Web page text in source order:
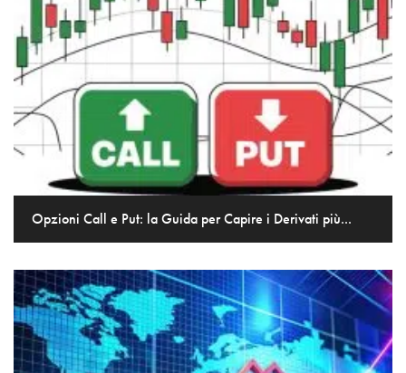
Opzioni Call e Put: la Guida per Capire i Derivati più...